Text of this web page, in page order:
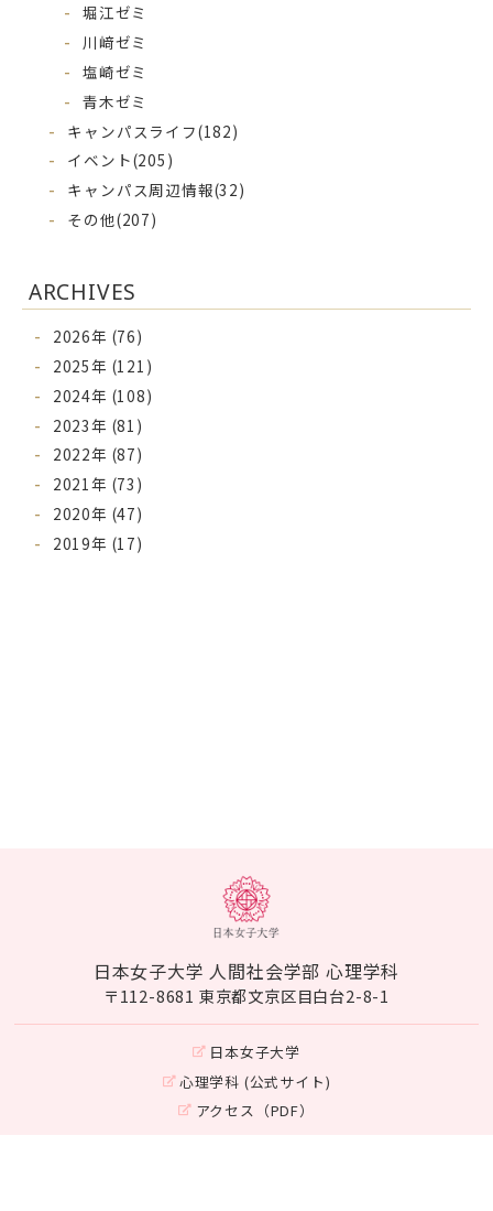
堀江ゼミ
川﨑ゼミ
塩崎ゼミ
青木ゼミ
キャンパスライフ(182)
イベント(205)
キャンパス周辺情報(32)
その他(207)
ARCHIVES
2026年 (76)
2025年 (121)
2024年 (108)
2023年 (81)
2022年 (87)
2021年 (73)
2020年 (47)
2019年 (17)
日本女子大学 人間社会学部 心理学科
〒112-8681 東京都文京区目白台2-8-1
日本女子大学
心理学科 (公式サイト)
アクセス（PDF）